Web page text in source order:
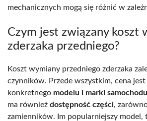
mechanicznych mogą się różnić w
Czym jest związany koszt
zderzaka przedniego?
Koszt wymiany przedniego zderzaka
czynników. Przede wszystkim, cena jest
konkretnego modelu i marki samochodu
ma również dostępność części,
zamienników. Im popularniejszy model,